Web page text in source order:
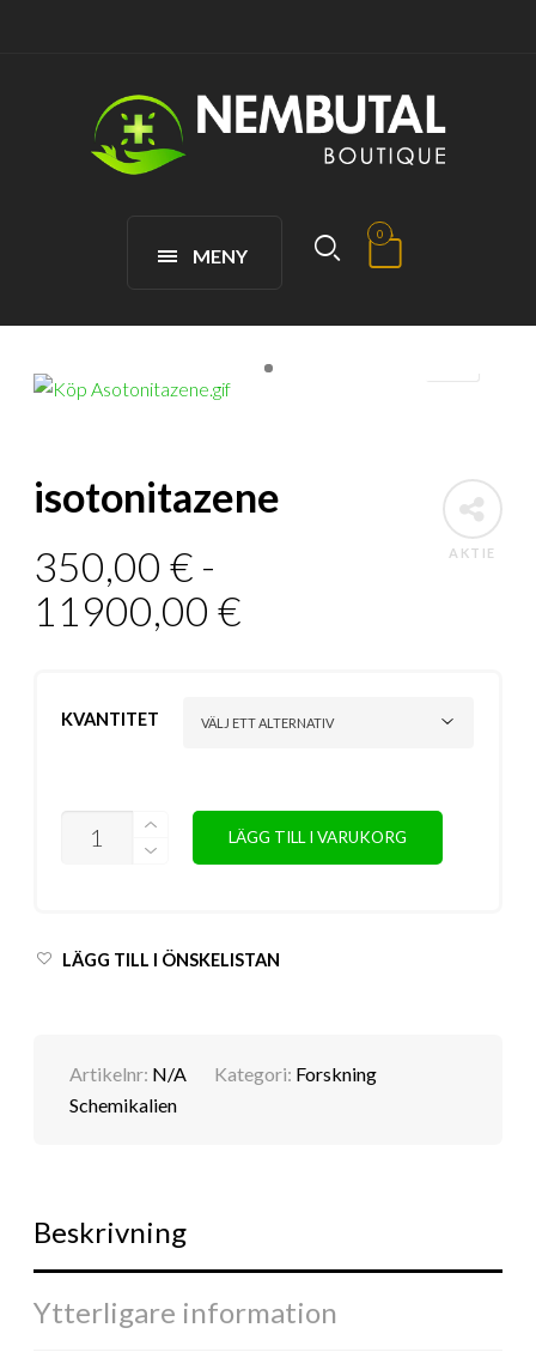
MENY
0
AKTIE
isotonitazene
350,00€ -
11900,00€
KVANTITET
LÄGG TILL I VARUKORG
LÄGG TILL I ÖNSKELISTAN
Artikelnr: N/A Kategori: Forskning
Schemikalien
Beskrivning
Ytterligare information